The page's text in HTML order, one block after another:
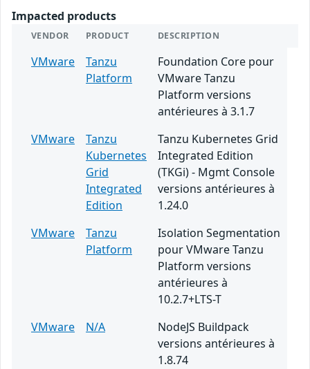
Impacted products
VENDOR PRODUCT DESCRIPTION
VMware
Tanzu
Platform
Foundation Core pour
VMware Tanzu
Platform versions
antérieures à 3.1.7
VMware
Tanzu
Kubernetes
Grid
Integrated
Edition
Tanzu Kubernetes Grid
Integrated Edition
(TKGi) - Mgmt Console
versions antérieures à
1.24.0
VMware
Tanzu
Platform
Isolation Segmentation
pour VMware Tanzu
Platform versions
antérieures à
10.2.7+LTS-T
VMware
N/A
NodeJS Buildpack
versions antérieures à
1.8.74